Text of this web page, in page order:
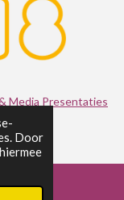
Door
Media Presentaties